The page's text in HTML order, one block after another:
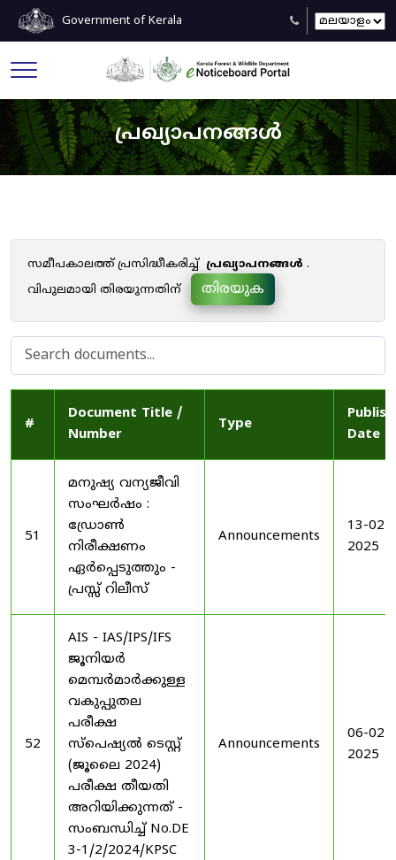
Government of Kerala
പ്രഖ്യാപനങ്ങൾ
സമീപകാലത്ത് പ്രസിദ്ധീകരിച്ച് പ്രഖ്യാപനങ്ങൾ .
വിപുലമായി തിരയുന്നതിന്
തിരയുക
#
Document Title /
Number
Type
Date
51
മനുഷ്യ വന്യജീവി
സംഘർഷം :
ഡ്രോൺ
നിരീക്ഷണം
ഏർപ്പെടുത്തും -
പ്രസ്സ് റിലീസ്
Announcements
13-02-
2025
52
AIS - IAS/IPS/IFS
ജൂനിയർ
മെമ്പർമാർക്കുള്ള
വകുപ്പുതല
പരീക്ഷ
സ്പെഷ്യൽ ടെസ്റ്റ്
(ജൂലൈ 2024)
പരീക്ഷ തീയതി
അറിയിക്കുന്നത് -
സംബന്ധിച്ച് No.DE
3-1/2/2024/KPSC
Announcements
06-02-
2025